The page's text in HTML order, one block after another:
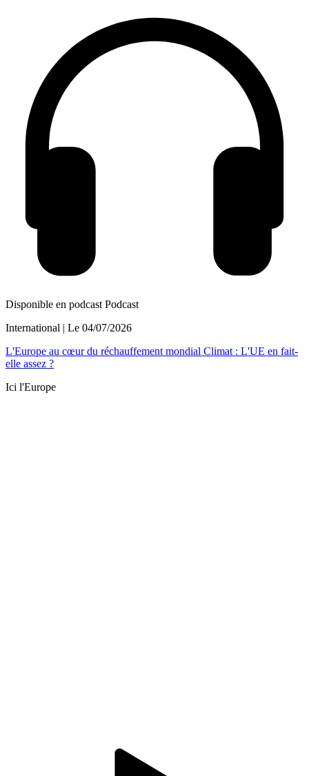
Disponible en podcast Podcast
International | Le 04/07/2026
L'Europe au cœur du réchauffement mondial Climat : L'UE en fait-
elle assez ?
Ici l'Europe